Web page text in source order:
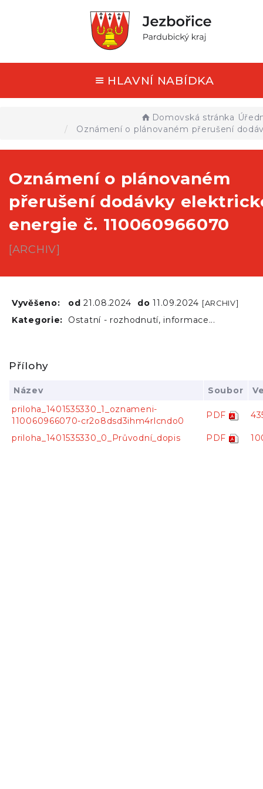
HLAVNÍ NABÍDKA
Domovská stránka
Oznámení o plánovaném přerušení
Oznámení o plánovaném
přerušení dodávky
energie č. 110060966070
[ARCHIV]
Vyvěšeno: od21.08.2024 do11.09.2024 [ARCHIV]
Kategorie: Ostatní - rozhodnutí, informace...
Přílohy
Název Soubor
priloha_1401535330_1_oznameni-
110060966070-cr2o8dsd3ihm4rlcndo0
PDF
priloha_1401535330_0_Průvodní_dopis PDF